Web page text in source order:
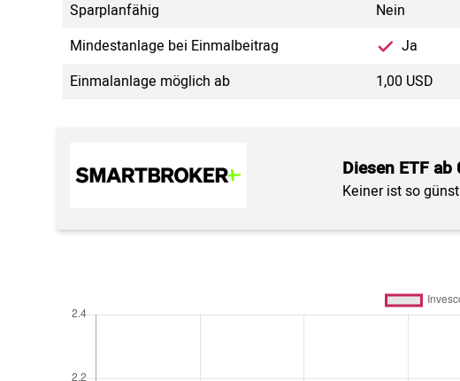
Sparplanfähig
Nein
Mindestanlage bei Einmalbeitrag
Ja
Einmalanlage möglich ab
1,00 USD
Diesen ETF
Keiner ist so